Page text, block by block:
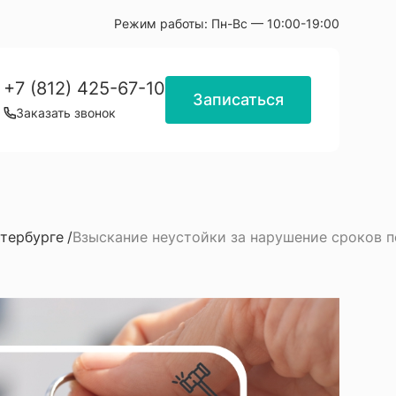
Режим работы: Пн-Вс — 10:00-19:00
+7 (812) 425-67-10
Заказать звонок
Записаться
Взыскание неустойки за нарушение сроков